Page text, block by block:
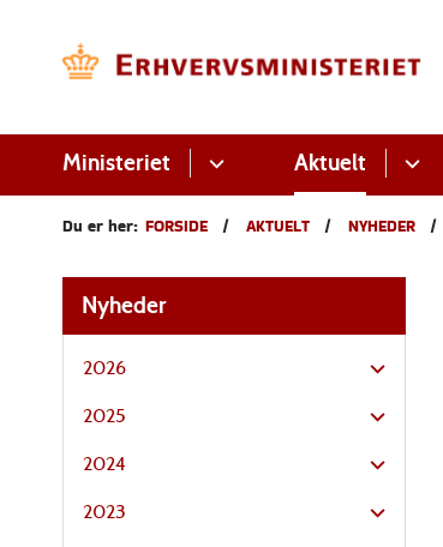
Ministeriet Aktuelt
Du er her: FORSIDE AKTUELT NYHEDER
Nyheder
2026
2025
2024
2023